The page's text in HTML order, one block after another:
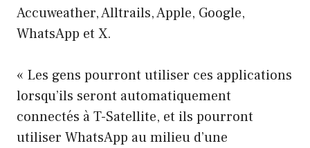
Accuweather, Alltrails, Apple, Google,
WhatsApp et X.
« Les gens pourront utiliser ces applications
lorsqu’ils seront automatiquement
connectés à T-Satellite, et ils pourront
utiliser WhatsApp au milieu d’une